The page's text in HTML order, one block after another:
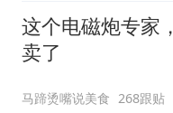
这个电磁炮专家
卖了
马蹄烫嘴说美食 268跟贴